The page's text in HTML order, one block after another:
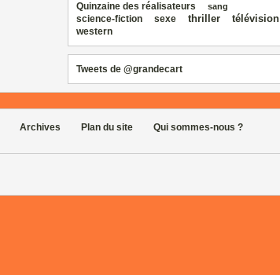
Quinzaine des réalisateurs sang
science‑fiction sexe thriller télévision
western
Tweets de @grandecart
Archives Plan du site Qui sommes-nous ?